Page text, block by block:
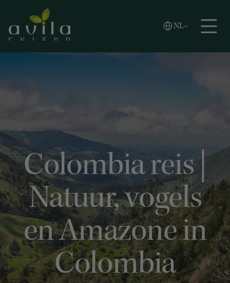
Zoeken
NL
Vlaams
English
Colombia reis |
Natuur, vogels
en Amazone in
Colombia